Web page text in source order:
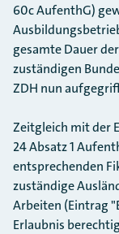
60c AufenthG)
gesamte Dauer
zuständigen
ZDH nun
Zeitgleich mit der
24 Absatz 1
entsprechenden
zuständige
Arbeiten (Eintrag
Erlaubnis